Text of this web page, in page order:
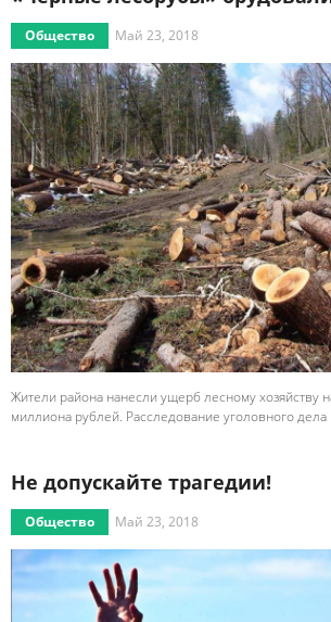
Общество Май 23, 2018
Жители района нанесли ущерб лесному хозяйству
миллиона рублей. Расследование уголовного дела
Не допускайте трагедии!
Общество Май 23, 2018